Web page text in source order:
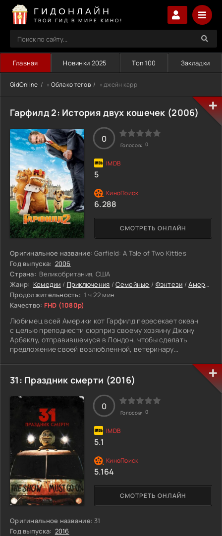
ГИДОНЛАЙН
ТВОЙ ГИД В МИРЕ КИНО!
Главная Новинки 2025 Топ 100 Закладки
GidOnline » Облако тегов » джейн карр
Гарфилд 2: История двух кошечек (2006)
Оригинальное название: Garfield: A Tale of Two Kitties
Год выпуска: 2006
Страна: Великобритания, США
Жанр: Комедии / Приключения /Семейные / Фэнтези /Американские
Продолжительность: 1 ч 22 мин
Качество: FHD (1080p)
Любимец всей Америки кот Гарфилд пересекает океан
с целью преподнести сюрприз своему хозяину Джону
Арбаклу, отправившемуся в Лондон, чтобы сделать
предложение своей возлюбленной, ветеринару
меняется местами со своим двойником - котом Принцем,
принадлежащим королевской семье.
СМОТРЕТЬ ОНЛАЙН
0
Голосов: 0
5
6.288
31: Праздник смерти (2016)
Оригинальное название: 31
Год выпуска: 2016
СМОТРЕТЬ ОНЛАЙН
0
Голосов: 0
5.1
5.164